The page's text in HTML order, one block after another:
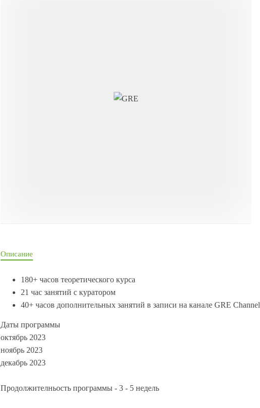
Описание
180+ часов теоретического курса
21 час занятий с куратором
40+ часов дополнительных занятий в записи на канале GRE Channel
Даты программы
октябрь 2023
ноябрь 2023
декабрь 2023
Продолжителньость программы - 3 - 5 недель